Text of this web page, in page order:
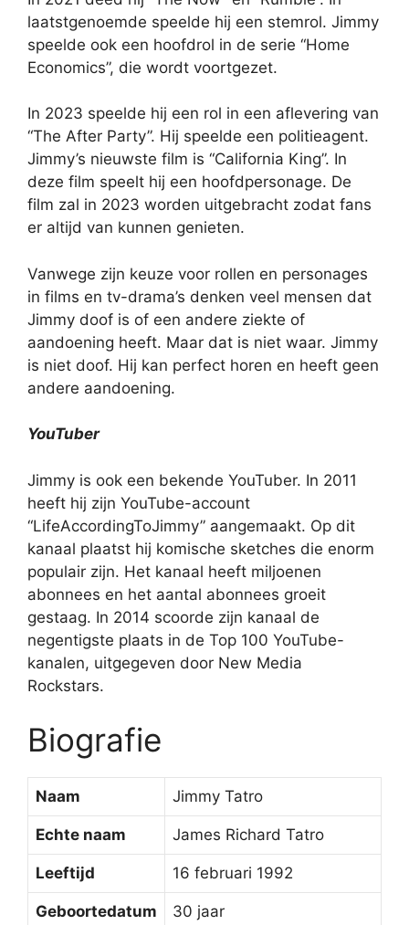
laatstgenoemde speelde hij een stemrol. Jimmy
speelde ook een hoofdrol in de serie “Home
Economics”, die wordt voortgezet.
In 2023 speelde hij een rol in een aflevering van
“The After Party”. Hij speelde een politieagent.
Jimmy’s nieuwste film is “California King”. In
deze film speelt hij een hoofdpersonage. De
film zal in 2023 worden uitgebracht zodat fans
er altijd van kunnen genieten.
Vanwege zijn keuze voor rollen en personages
in films en tv-drama’s denken veel mensen dat
Jimmy doof is of een andere ziekte of
aandoening heeft. Maar dat is niet waar. Jimmy
is niet doof. Hij kan perfect horen en heeft geen
andere aandoening.
YouTuber
Jimmy is ook een bekende YouTuber. In 2011
heeft hij zijn YouTube-account
“LifeAccordingToJimmy” aangemaakt. Op dit
kanaal plaatst hij komische sketches die enorm
populair zijn. Het kanaal heeft miljoenen
abonnees en het aantal abonnees groeit
gestaag. In 2014 scoorde zijn kanaal de
negentigste plaats in de Top 100 YouTube-
kanalen, uitgegeven door New Media
Rockstars.
Biografie
Naam Jimmy Tatro
Echte naam James Richard Tatro
Leeftijd 16 februari 1992
Geboortedatum 30 jaar